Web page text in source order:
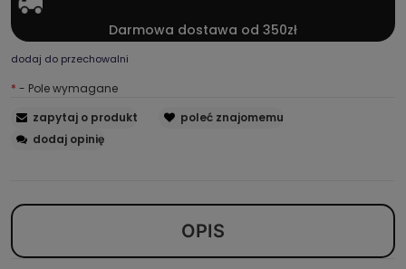
Darmowa dostawa od 350zł
dodaj do przechowalni
* - Pole wymagane
zapytaj o produkt
poleć znajomemu
dodaj opinię
OPIS